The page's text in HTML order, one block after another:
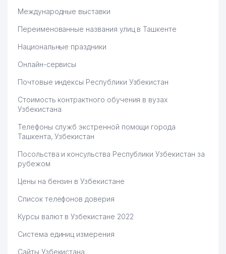
Международные выставки
Переименованные названия улиц в Ташкенте
Национальные праздники
Онлайн-сервисы
Почтовые индексы Республики Узбекистан
Стоимость контрактного обучения в вузах
Узбекистана
Телефоны служб экстренной помощи города
Ташкента, Узбекистан
Посольства и консульства Республики Узбекистан за
рубежом
Цены на бензин в Узбекистане
Список телефонов доверия
Курсы валют в Узбекистане 2022
Система единиц измерения
Сайты Узбекистана